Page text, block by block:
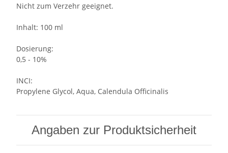
Nicht zum Verzehr geeignet.
Inhalt: 100 ml
Dosierung:
0,5 - 10%
INCI:
Propylene Glycol, Aqua, Calendula Officinalis
Angaben zur Produktsicherheit